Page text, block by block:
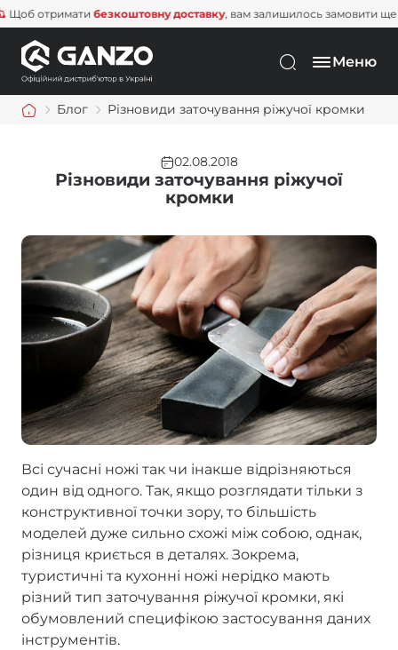
безкоштовну доставку, вам залишилось замовити ще на1 500
Меню
Блог Різновиди заточування ріжучої кромки
02.08.2018
Різновиди заточування ріжучої
кромки
Всі сучасні ножі так чи інакше відрізняються
один від одного. Так, якщо розглядати тільки з
конструктивної точки зору, то більшість
моделей дуже сильно схожі між собою, однак,
різниця криється в деталях. Зокрема,
туристичні та кухонні ножі нерідко мають
різний тип заточування ріжучої кромки, які
обумовлений специфікою застосування даних
інструментів.